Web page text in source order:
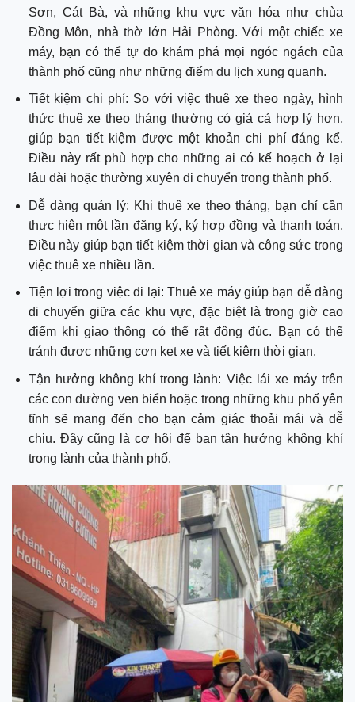
Sơn, Cát Bà, và những khu vực văn hóa như chùa
Đồng Môn, nhà thờ lớn Hải Phòng. Với một chiếc xe
máy, bạn có thể tự do khám phá mọi ngóc ngách của
thành phố cũng như những điểm du lịch xung quanh.
Tiết kiệm chi phí: So với việc thuê xe theo ngày, hình
thức thuê xe theo tháng thường có giá cả hợp lý hơn,
giúp bạn tiết kiệm được một khoản chi phí đáng kể.
Điều này rất phù hợp cho những ai có kế hoạch ở lại
lâu dài hoặc thường xuyên di chuyển trong thành phố.
Dễ dàng quản lý: Khi thuê xe theo tháng, bạn chỉ cần
thực hiện một lần đăng ký, ký hợp đồng và thanh toán.
Điều này giúp bạn tiết kiệm thời gian và công sức trong
việc thuê xe nhiều lần.
Tiện lợi trong việc đi lại: Thuê xe máy giúp bạn dễ dàng
di chuyển giữa các khu vực, đặc biệt là trong giờ cao
điểm khi giao thông có thể rất đông đúc. Bạn có thể
tránh được những cơn kẹt xe và tiết kiệm thời gian.
Tận hưởng không khí trong lành: Việc lái xe máy trên
các con đường ven biển hoặc trong những khu phố yên
tĩnh sẽ mang đến cho bạn cảm giác thoải mái và dễ
chịu. Đây cũng là cơ hội để bạn tận hưởng không khí
trong lành của thành phố.